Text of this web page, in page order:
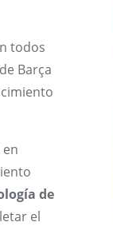
todos
Barça
de
el